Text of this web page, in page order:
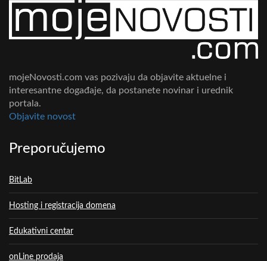
mojeNovosti.com vas pozivaju da objavite aktuelne i
interesantne događaje, da postanete novinar i urednik
portala.
Objavite novost
Preporučujemo
BitLab
Hosting i registracija domena
Edukativni centar
onLine prodaja